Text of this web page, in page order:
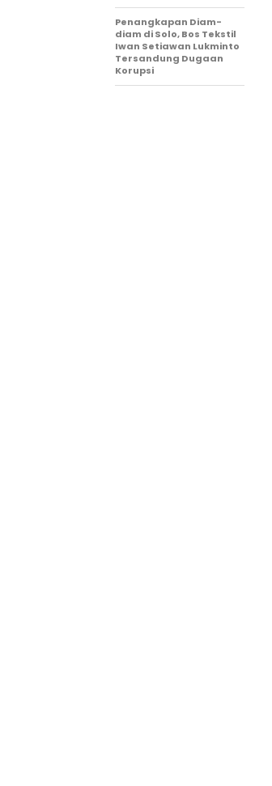
Penangkapan Diam-
diam di Solo, Bos Tekstil
Iwan Setiawan Lukminto
Tersandung Dugaan
Korupsi